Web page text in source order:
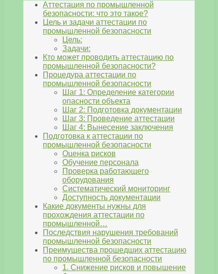
Аттестация по промышленной
безопасности: что это такое?
Цель и задачи аттестации по
промышленной безопасности
Цель:
Задачи:
Кто может проводить аттестацию по
промышленной безопасности?
Процедура аттестации по
промышленной безопасности
Шаг 1: Определение категории
опасности объекта
Шаг 2: Подготовка документации
Шаг 3: Проведение аттестации
Шаг 4: Вынесение заключения
Подготовка к аттестации по
промышленной безопасности
Оценка рисков
Обучение персонала
Проверка работающего
оборудования
Систематический мониторинг
Доступность документации
Какие документы нужны для
прохождения аттестации по
промышленной…
Последствия нарушения требований
промышленной безопасности
Преимущества прошедших аттестацию
по промышленной безопасности
1. Снижение рисков и повышение